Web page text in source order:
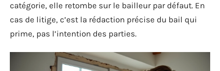
catégorie, elle retombe sur le bailleur par défaut. En
cas de litige, c’est la rédaction précise du bail qui
prime, pas l’intention des parties.